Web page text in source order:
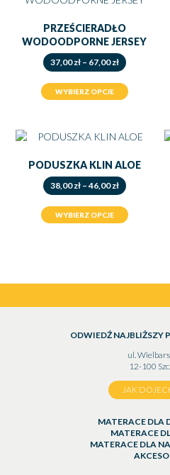
PRZEŚCIERADŁO
WODOODPORNE JERSEY
37,00zł – 67,00złZakres
cen:
od
37,00 zł
WYBIERZ OPCJE
PODUSZKA KLIN ALOE
38,00zł –46,00złZakres
cen:
od
38,00 zł
WYBIERZ OPCJE
ODWIEDŹ NAJBLIŻSZY
ul.
12-100
JAK
MATERACE DLA
MATERACE
MATERACE DLA